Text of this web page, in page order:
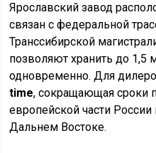
Ярославский завод
связан с федеральной
Транссибирской
позволяют хранить до 1,5
одновременно. Для
time, сокращающая сроки
европейской части
Дальнем Востоке.